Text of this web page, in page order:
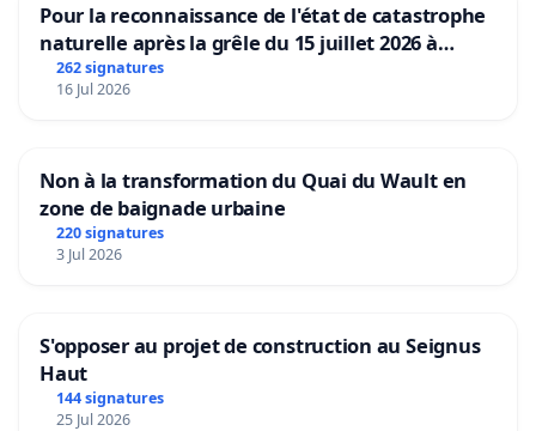
Pour la reconnaissance de l'état de catastrophe
naturelle après la grêle du 15 juillet 2026 à
Aubenas et ses alentours
262 signatures
16 Jul 2026
Non à la transformation du Quai du Wault en
zone de baignade urbaine
220 signatures
3 Jul 2026
S'opposer au projet de construction au Seignus
Haut
144 signatures
25 Jul 2026